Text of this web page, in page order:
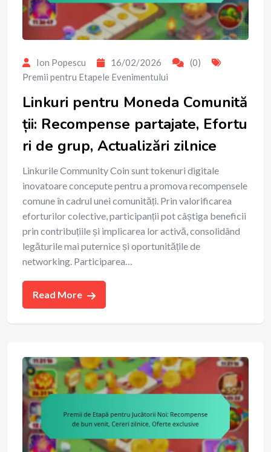
Ion Popescu 16/02/2026
(0)
Premii pentru Etapele Evenimentului
Linkuri pentru Moneda Comunită
ții: Recompense partajate, Efortu
ri de grup, Actualizări zilnice
Linkurile Community Coin sunt tokenuri digitale
inovatoare concepute pentru a promova recompensele
comune în cadrul unei comunități. Prin valorificarea
eforturilor colective, participanții pot câștiga beneficii
prin contribuțiile și implicarea lor activă, consolidând
legăturile mai puternice și oportunitățile de
networking. Participarea…
Read More